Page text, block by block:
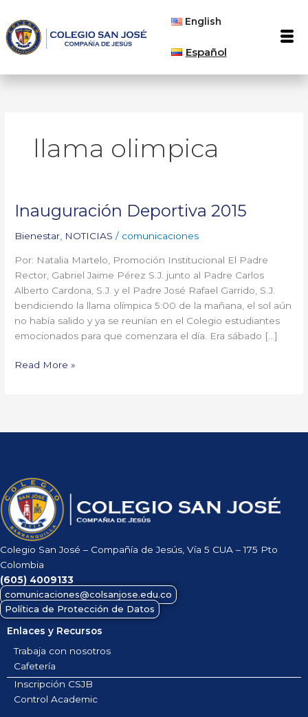
contenido
English
Español
llama olimpica
Inauguración Deportiva 2015
Bienestar NOTICIAS / comunicaciones
Por: Natalia Martelo, Promoción Institucional El Padre
Rector, Gabriel Jaime Pérez S.J. junto al Padre Carlos
Alberto Cardona, S.J. y el Padre José Rafael Garrido, S.J.
bendiciendo la llama olímpica 5:00 de la mañana, el sol aún
no había salido y ya se reunían en el Colegio estudiantes
emocionados para que comenzara el día. Era sábado […]
Inauguración
Deportiva
2015
Read More »
Colegio San José – Compañía de Jesús, Vía 5 CUA – 175 Pto
Colombia
(605) 4009133
comunicaciones@colsanjose.edu.co
Política de Protección de Datos
Enlaces y Recursos
Trabaja con nosotros
Cafetería
Inscripción CSJB
Control Academic